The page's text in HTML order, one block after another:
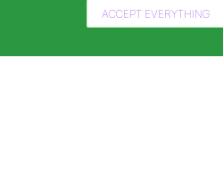
ACCEPT EVERYTHING